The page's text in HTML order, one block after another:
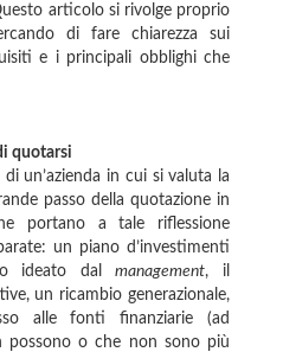
articolo si rivolge proprio
di fare chiarezza sui
e i principali obblighi che
quotarsi
un’azienda in cui si valuta la
passo della quotazione in
portano a tale riflessione
un piano d’investimenti
ideato dalmanagement, il
un ricambio generazionale,
alle fonti finanziarie (ad
possono o che non sono più